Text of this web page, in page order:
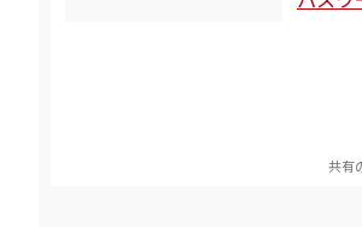
共有